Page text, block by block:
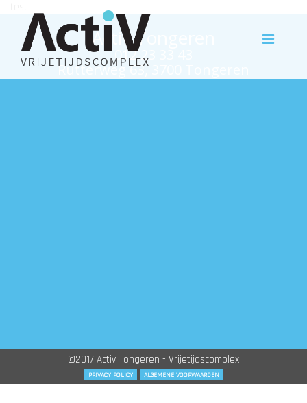
Activ Tongeren
012 23 33 43
Rutterweg 63, 3700 Tongeren
©2017 Activ Tongeren - Vrijetijdscomplex
PRIVACY POLICY ALGEMENE VOORWAARDEN